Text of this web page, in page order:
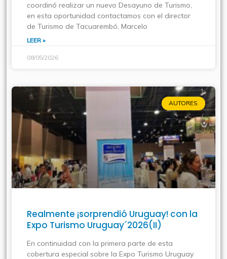
coordinó realizar un nuevo Desayuno de Turismo,
en esta oportunidad contactamos con el director
de Turismo de Tacuarembó, Marcelo
LEER »
08/05/2026
AUTORES
Realmente ¡sorprendió Uruguay! con la
Expo Turismo Uruguay´2026(II)
En continuidad con la primera parte de esta
cobertura especial sobre la Expo Turismo Uruguay